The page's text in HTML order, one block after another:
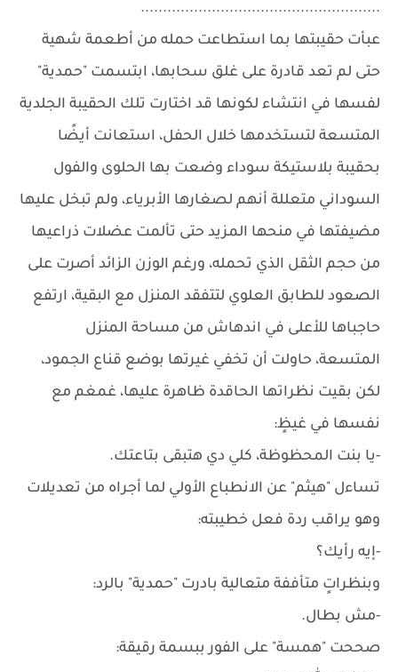
......................................................
عبأت حقيبتها بما استطاعت حمله من أطعمة شهية
حتى لم تعد قادرة على غلق سحابها، ابتسمت "حمدية"
لفسها في انتشاء لكونها قد اختارت تلك الحقيبة الجلدية
المتسعة لتستخدمها خلال الحفل، استعانت أيضًا
بحقيبة بلاستيكة سوداء وضعت بها الحلوى والفول
السوداني متعللة أنهم لصغارها الأبرياء، ولم تبخل عليها
مضيفتها في منحها المزيد حتى تألمت عضلات ذراعيها
من حجم الثقل الذي تحمله، ورغم الوزن الزائد أصرت على
الصعود للطابق العلوي لتتفقد المنزل مع البقية، ارتفع
حاجباها للأعلى في اندهاش من مساحة المنزل
المتسعة، حاولت أن تخفي غيرتها بوضع قناع الجمود،
لكن بقيت نظراتها الحاقدة ظاهرة عليها، غمغم مع
نفسها في غيظٍ:
-يا بنت المحظوظة، كلي دي هتبقى بتاعتك.
تساءل "هيثم" عن الانطباع الأولي لما أجراه من تعديلات
وهو يراقب ردة فعل خطيبته:
-إيه رأيك؟
وبنظراتٍ متأففة متعالية بادرت "حمدية" بالرد:
-مش بطال.
صححت "همسة" على الفور ببسمة رقيقة: